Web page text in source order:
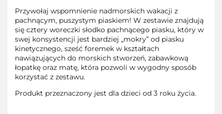
Przywołaj wspomnienie nadmorskich wakacji z
pachnącym, puszystym piaskiem! W zestawie znajdują
się cztery woreczki słodko pachnącego piasku, który w
swej konsystencji jest bardziej „mokry” od piasku
kinetycznego, sześć foremek w kształtach
nawiązujących do morskich stworzeń, zabawkową
łopatkę oraz matę, która pozwoli w wygodny sposób
korzystać z zestawu.
Produkt przeznaczony jest dla dzieci od 3 roku życia.